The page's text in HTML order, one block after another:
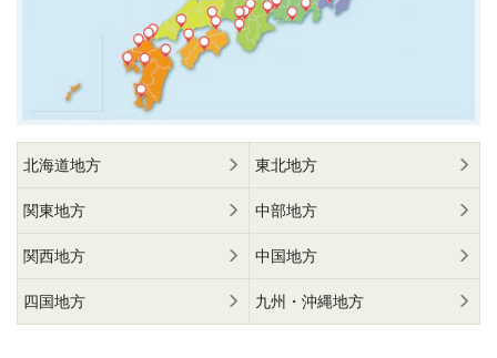
北海道地方 東北地方
関東地方 中部地方
関西地方 中国地方
四国地方 九州・沖縄地方